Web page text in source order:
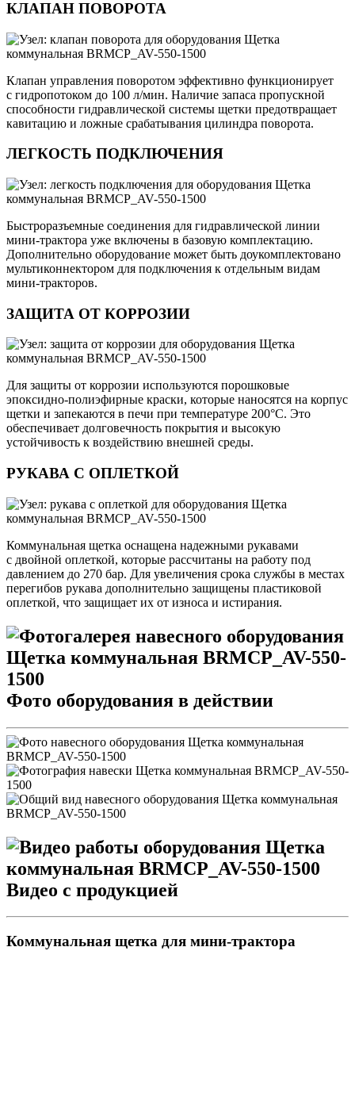
КЛАПАН ПОВОРОТА
Клапан управления поворотом эффективно функционирует
с гидропотоком до 100 л/мин. Наличие запаса пропускной
способности гидравлической системы щетки предотвращает
кавитацию и ложные срабатывания цилиндра поворота.
ЛЕГКОСТЬ ПОДКЛЮЧЕНИЯ
Быстроразъемные соединения для гидравлической линии
мини-трактора уже включены в базовую комплектацию.
Дополнительно оборудование может быть доукомплектовано
мультиконнектором для подключения к отдельным видам
мини-тракторов.
ЗАЩИТА ОТ КОРРОЗИИ
Для защиты от коррозии используются порошковые
эпоксидно-полиэфирные краски, которые наносятся на корпус
щетки и запекаются в печи при температуре 200°C. Это
обеспечивает долговечность покрытия и высокую
устойчивость к воздействию внешней среды.
РУКАВА С ОПЛЕТКОЙ
Коммунальная щетка оснащена надежными рукавами
с двойной оплеткой, которые рассчитаны на работу под
давлением до 270 бар. Для увеличения срока службы в местах
перегибов рукава дополнительно защищены пластиковой
оплеткой, что защищает их от износа и истирания.
Фото оборудования в действии
Видео с продукцией
Коммунальная щетка для мини-трактора